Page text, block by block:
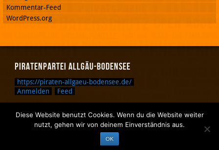
Kommentar-Feed
WordPress.org
Piratenpartei Allgäu-Bodensee
https://piraten-allgaeu-bodensee.de/
Anmelden
Feed
Zurück nach oben.
Zurück zum Anfang des Textes.
Zurück zur Sucheingabe.
Diese Website benutzt Cookies. Wenn du die Website weiter
nutzt, gehen wir von deinem Einverständnis aus.
OK